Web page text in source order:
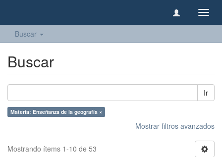
Buscar
Buscar
Ir
Materia: Enseñanza de la geografía ×
Mostrar filtros avanzados
Mostrando ítems 1-10 de 53